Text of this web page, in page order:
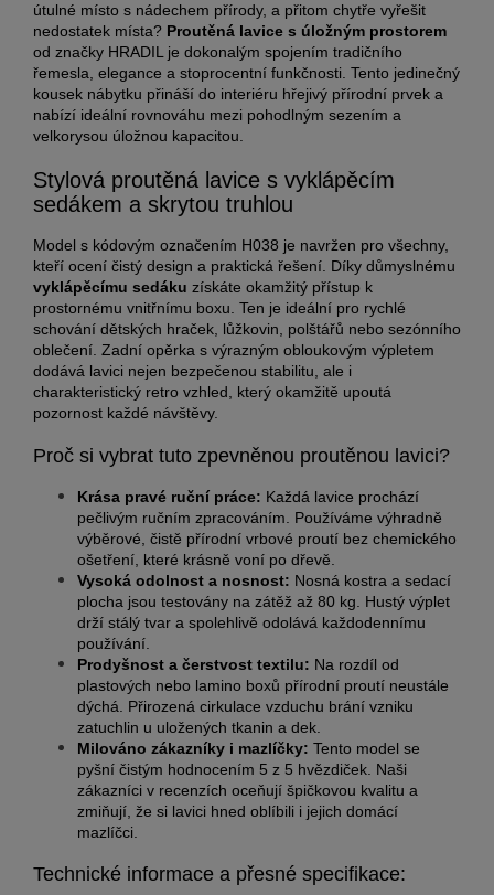
útulné místo s nádechem přírody, a přitom chytře vyřešit
nedostatek místa? Proutěná lavice s úložným prostorem
od značky HRADIL je dokonalým spojením tradičního
řemesla, elegance a stoprocentní funkčnosti. Tento jedinečný
kousek nábytku přináší do interiéru hřejivý přírodní prvek a
nabízí ideální rovnováhu mezi pohodlným sezením a
velkorysou úložnou kapacitou.
Stylová proutěná lavice s vyklápěcím
sedákem a skrytou truhlou
Model s kódovým označením H038 je navržen pro všechny,
kteří ocení čistý design a praktická řešení. Díky důmyslnému
vyklápěcímu sedáku získáte okamžitý přístup k
prostornému vnitřnímu boxu. Ten je ideální pro rychlé
schování dětských hraček, lůžkovin, polštářů nebo sezónního
oblečení. Zadní opěrka s výrazným obloukovým výpletem
dodává lavici nejen bezpečenou stabilitu, ale i
charakteristický retro vzhled, který okamžitě upoutá
pozornost každé návštěvy.
Proč si vybrat tuto zpevněnou proutěnou lavici?
Krása pravé ruční práce: Každá lavice prochází
pečlivým ručním zpracováním. Používáme výhradně
výběrové, čistě přírodní vrbové proutí bez chemického
ošetření, které krásně voní po dřevě.
Vysoká odolnost a nosnost: Nosná kostra a sedací
plocha jsou testovány na zátěž až 80 kg. Hustý výplet
drží stálý tvar a spolehlivě odolává každodennímu
používání.
Prodyšnost a čerstvost textilu: Na rozdíl od
plastových nebo lamino boxů přírodní proutí neustále
dýchá. Přirozená cirkulace vzduchu brání vzniku
zatuchlin u uložených tkanin a dek.
Milováno zákazníky i mazlíčky: Tento model se
pyšní čistým hodnocením 5 z 5 hvězdiček. Naši
zákazníci v recenzích oceňují špičkovou kvalitu a
zmiňují, že si lavici hned oblíbili i jejich domácí
mazlíčci.
Technické informace a přesné specifikace: